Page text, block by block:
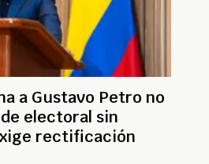
a Gustavo Petro no
electoral sin
rectificación